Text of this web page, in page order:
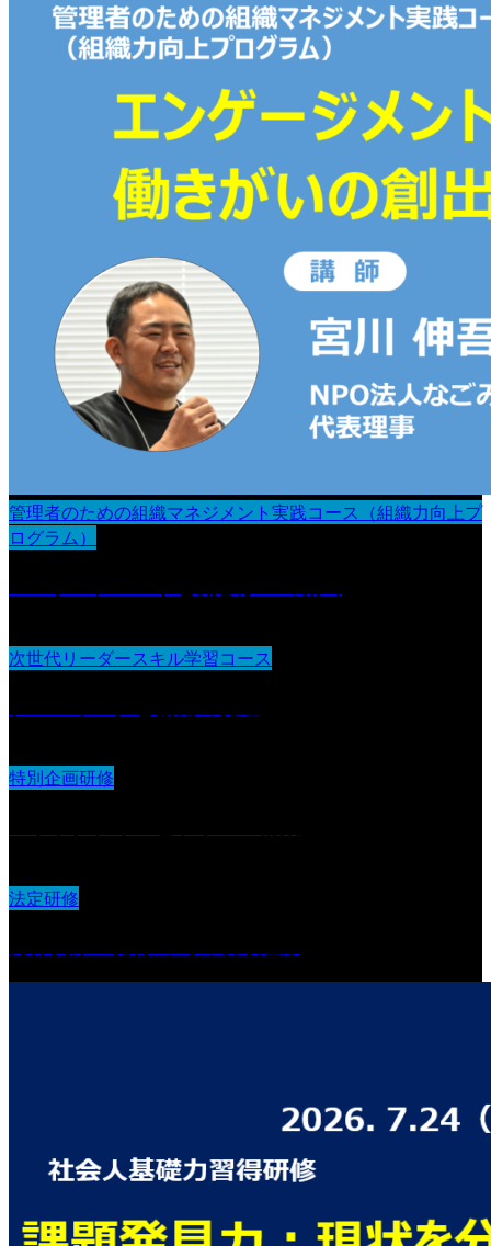
管理者のための組織マネジメント実践コース（組織力向上プ
ログラム）
次世代リーダースキル学習コース
特別企画研修
法定研修